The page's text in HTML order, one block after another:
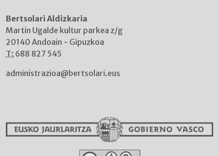
Bertsolari Aldizkaria
Martin Ugalde kultur parkea z/g
20140 Andoain - Gipuzkoa
T: 688 827 545
administrazioa@bertsolari.eus